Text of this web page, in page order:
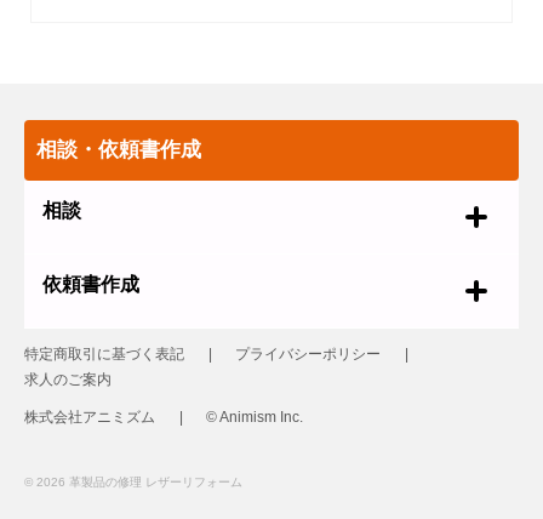
相談・依頼書作成
相談
依頼書作成
特定商取引に基づく表記
プライバシーポリシー
求人のご案内
株式会社アニミズム © Animism Inc.
© 2026 革製品の修理 レザーリフォーム